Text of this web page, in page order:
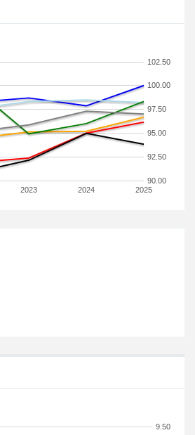
2023 2024 2025
90.00
92.50
95.00
97.50
100.00
102.50
9.50